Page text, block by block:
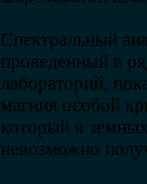
Спектральный
проведенный в
лабораторий,
магния особой
который в
невозможно